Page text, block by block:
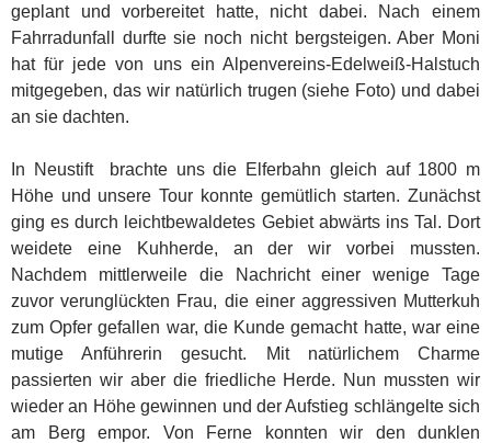
geplant und vorbereitet hatte, nicht dabei. Nach einem
Fahrradunfall durfte sie noch nicht bergsteigen. Aber Moni
hat für jede von uns ein Alpenvereins-Edelweiß-Halstuch
mitgegeben, das wir natürlich trugen (siehe Foto) und dabei
an sie dachten.
In Neustift brachte uns die Elferbahn gleich auf 1800 m
Höhe und unsere Tour konnte gemütlich starten. Zunächst
ging es durch leichtbewaldetes Gebiet abwärts ins Tal. Dort
weidete eine Kuhherde, an der wir vorbei mussten.
Nachdem mittlerweile die Nachricht einer wenige Tage
zuvor verunglückten Frau, die einer aggressiven Mutterkuh
zum Opfer gefallen war, die Kunde gemacht hatte, war eine
mutige Anführerin gesucht. Mit natürlichem Charme
passierten wir aber die friedliche Herde. Nun mussten wir
wieder an Höhe gewinnen und der Aufstieg schlängelte sich
am Berg empor. Von Ferne konnten wir den dunklen